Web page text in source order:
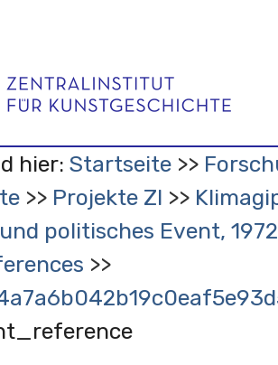
hier: Startseite
Projekte ZI
politisches Event,